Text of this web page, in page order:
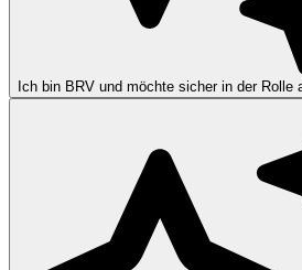
Ich bin BRV und möchte sicher in der Rolle